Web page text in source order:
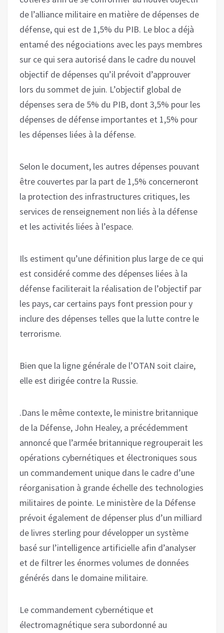
de l’alliance militaire en matière de dépenses de
défense, qui est de 1,5% du PIB. Le bloc a déjà
entamé des négociations avec les pays membres
sur ce qui sera autorisé dans le cadre du nouvel
objectif de dépenses qu’il prévoit d’approuver
lors du sommet de juin. L’objectif global de
dépenses sera de 5% du PIB, dont 3,5% pour les
dépenses de défense importantes et 1,5% pour
les dépenses liées à la défense.
Selon le document, les autres dépenses pouvant
être couvertes par la part de 1,5% concerneront
la protection des infrastructures critiques, les
services de renseignement non liés à la défense
et les activités liées à l’espace.
Ils estiment qu’une définition plus large de ce qui
est considéré comme des dépenses liées à la
défense faciliterait la réalisation de l’objectif par
les pays, car certains pays font pression pour y
inclure des dépenses telles que la lutte contre le
terrorisme.
Bien que la ligne générale de l’OTAN soit claire,
elle est dirigée contre la Russie.
.Dans le même contexte, le ministre britannique
de la Défense, John Healey, a précédemment
annoncé que l’armée britannique regrouperait les
opérations cybernétiques et électroniques sous
un commandement unique dans le cadre d’une
réorganisation à grande échelle des technologies
militaires de pointe. Le ministère de la Défense
prévoit également de dépenser plus d’un milliard
de livres sterling pour développer un système
basé sur l’intelligence artificielle afin d’analyser
et de filtrer les énormes volumes de données
générés dans le domaine militaire.
Le commandement cybernétique et
électromagnétique sera subordonné au